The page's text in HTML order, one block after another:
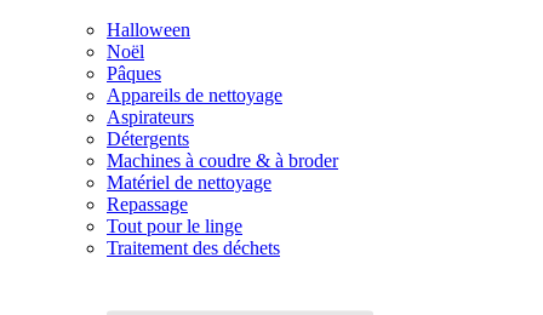
Halloween
Noël
Pâques
Appareils de nettoyage
Aspirateurs
Détergents
Machines à coudre & à broder
Matériel de nettoyage
Repassage
Tout pour le linge
Traitement des déchets